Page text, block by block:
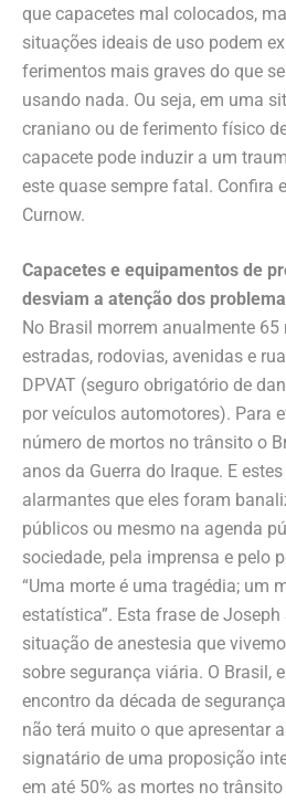
que capacetes mal colocados,
situações ideais de uso podem
ferimentos mais graves do que
usando nada. Ou seja, em uma
craniano ou de ferimento físico
capacete pode induzir a um
este quase sempre fatal. Confira
Curnow.
Capacetes e equipamentos de
desviam a atenção dos
No Brasil morrem anualmente
estradas, rodovias, avenidas e
DPVAT (seguro obrigatório de
por veículos automotores). Para
número de mortos no trânsito o
anos da Guerra do Iraque. E
alarmantes que eles foram
públicos ou mesmo na agenda
sociedade, pela imprensa e pelo
“Uma morte é uma tragédia; um
estatística”. Esta frase de
situação de anestesia que
sobre segurança viária. O Brasil,
encontro da década de
não terá muito o que apresentar
signatário de uma proposição
em até 50% as mortes no